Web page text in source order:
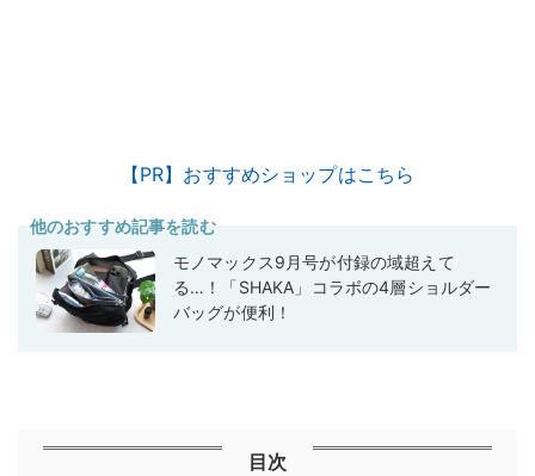
【PR】おすすめショップはこちら
他のおすすめ記事を読む
モノマックス9月号が付録の域超えて
る…！「SHAKA」コラボの4層ショルダー
バッグが便利！
目次